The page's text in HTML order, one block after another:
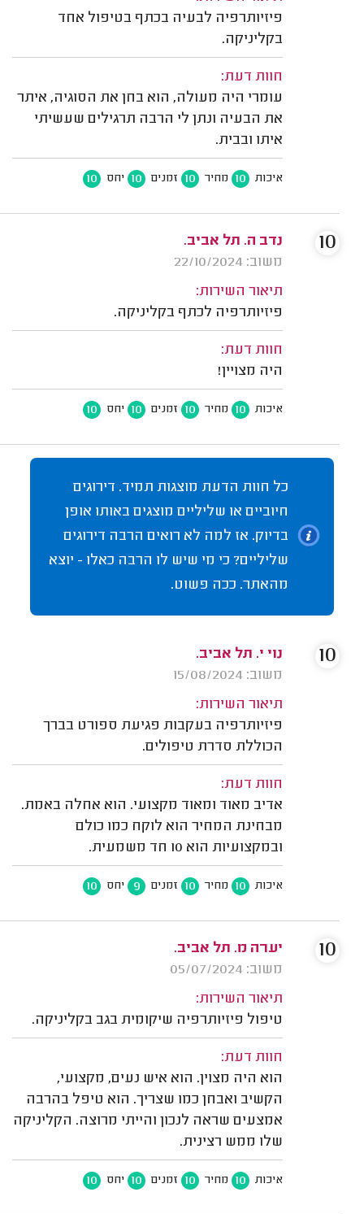
פיזיותרפיה לבעיה בכתף בטיפול אחד
בקליניקה.
חוות דעת:
עומרי היה מעולה, הוא בחן את הסוגיה, איתר
את הבעיה ונתן לי הרבה תרגילים שעשיתי
איתו ובבית.
איכות 10 מחיר 10 זמנים 10 יחס 10
נדב ה. תל אביב.
משוב: 22/10/2024
תיאור השירות:
פיזיותרפיה לכתף בקליניקה.
חוות דעת:
היה מצויין!
איכות 10 מחיר 10 זמנים 10 יחס 10
10
כל חוות הדעת מוצגות תמיד. דירוגים
חיוביים או שליליים מוצגים באותו אופן
בדיוק. אז למה לא רואים הרבה דירוגים
שליליים? כי מי שיש לו הרבה כאלו - יוצא
מהאתר. ככה פשוט.
נוי י. תל אביב.
משוב: 15/08/2024
תיאור השירות:
פיזיותרפיה בעקבות פגיעת ספורט בברך
הכוללת סדרת טיפולים.
חוות דעת:
אדיב מאוד ומאוד מקצועי. הוא אחלה באמת.
מבחינת המחיר הוא לוקח כמו כולם
ובמקצועיות הוא 10 חד משמעית.
איכות 10 מחיר 10 זמנים 9 יחס 10
10
יערה מ. תל אביב.
משוב: 05/07/2024
תיאור השירות:
טיפול פיזיותרפיה שיקומית בגב בקליניקה.
חוות דעת:
הוא היה מצוין. הוא איש נעים, מקצועי,
הקשיב ואבחן כמו שצריך. הוא טיפל בהרבה
אמצעים שראה לנכון והייתי מרוצה. הקליניקה
שלו ממש רצינית.
איכות 10 מחיר 10 זמנים 10 יחס 10
10